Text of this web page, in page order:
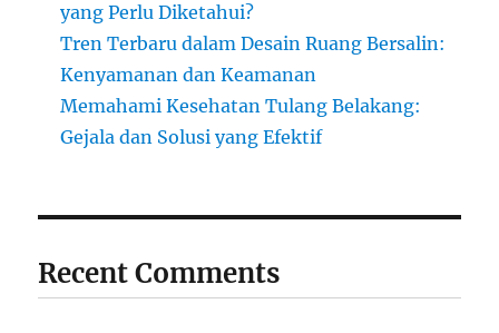
yang Perlu Diketahui?
Tren Terbaru dalam Desain Ruang Bersalin:
Kenyamanan dan Keamanan
Memahami Kesehatan Tulang Belakang:
Gejala dan Solusi yang Efektif
Recent Comments